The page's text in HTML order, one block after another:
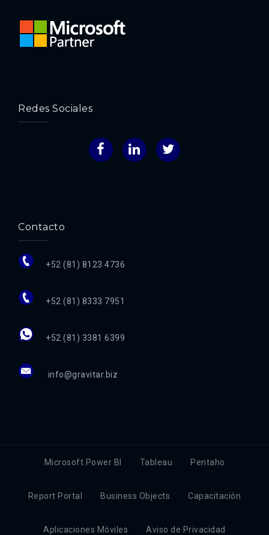
Redes Sociales
FacebookLinkedInTwitter
Contacto
+52 (81) 8123 4736
+52 (81) 8333 7951
+52 (81) 3381 6399
info@gravitar.biz
Microsoft Power BI Tableau Pentaho
Report Portal Business Objects Capacitación
Aplicaciones Móviles Aviso de Privacidad